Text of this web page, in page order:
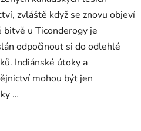
zvláště když se znovu objeví
u Ticonderogy je
odpočinout si do odlehlé
Indiánské útoky a
mohou být jen
…